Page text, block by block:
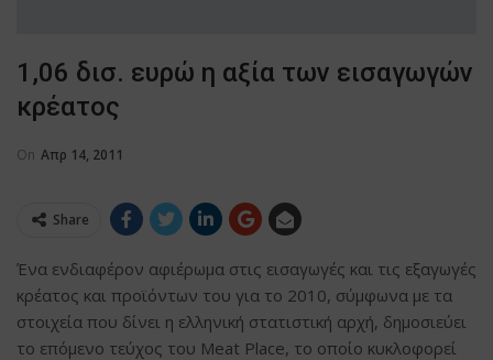
1,06 δισ. ευρώ η αξία των εισαγωγών
κρέατος
On Απρ 14, 2011
Share
Ένα ενδιαφέρον αφιέρωμα στις εισαγωγές και τις εξαγωγές
κρέατος και προϊόντων του για το 2010, σύμφωνα με τα
στοιχεία που δίνει η ελληνική στατιστική αρχή, δημοσιεύει
το επόμενο τεύχος του Meat Place, το οποίο κυκλοφορεί